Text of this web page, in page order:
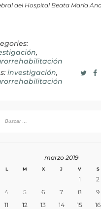
del Hospital Beata María
,
investigación,
marzo 2019
L M X J V S
1 2
4
5 6 7 8 9
11
12 13 14 15 16